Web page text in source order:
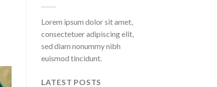
Lorem ipsum dolor sit amet,
consectetuer adipiscing elit,
sed diam nonummy nibh
euismod tincidunt.
LATEST POSTS